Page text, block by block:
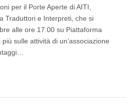
per il Porte Aperte di AITI,
Traduttori e Interpreti, che si
alle ore 17.00 su Piattaforma
sulle attività di un’associazione